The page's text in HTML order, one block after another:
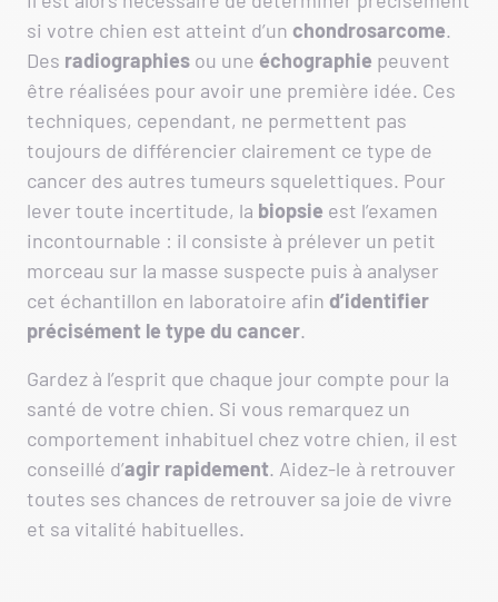
si votre chien est atteint d’un chondrosarcome.
Des radiographies ou une échographie peuvent
être réalisées pour avoir une première idée. Ces
techniques, cependant, ne permettent pas
toujours de différencier clairement ce type de
cancer des autres tumeurs squelettiques. Pour
lever toute incertitude, la biopsie est l’examen
incontournable : il consiste à prélever un petit
morceau sur la masse suspecte puis à analyser
cet échantillon en laboratoire afin d’identifier
précisément le type du cancer.
Gardez à l’esprit que chaque jour compte pour la
santé de votre chien. Si vous remarquez un
comportement inhabituel chez votre chien, il est
conseillé d’agir rapidement. Aidez-le à retrouver
toutes ses chances de retrouver sa joie de vivre
et sa vitalité habituelles.